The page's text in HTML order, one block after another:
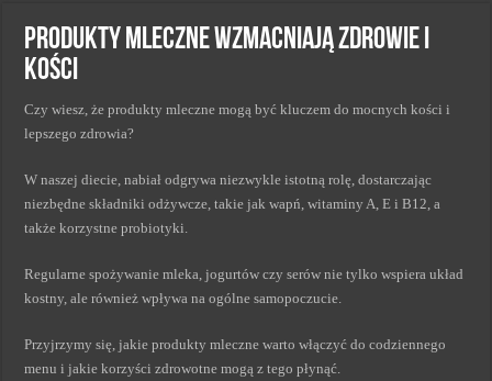
Kiedy zmieniać strategię PR dla lepszych wyników
Monitorowanie wizerunku w sieci kluczem do sukcesu
Kryzys a zmiana strategii PR w skutecznym zarządzaniu
Produkty mleczne wzmacniają zdrowie i
kości
Czy wiesz, że produkty mleczne mogą być kluczem do mocnych kości i
lepszego zdrowia?
W naszej diecie, nabiał odgrywa niezwykle istotną rolę, dostarczając
niezbędne składniki odżywcze, takie jak wapń, witaminy A, E i B12, a
także korzystne probiotyki.
Regularne spożywanie mleka, jogurtów czy serów nie tylko wspiera układ
kostny, ale również wpływa na ogólne samopoczucie.
Przyjrzymy się, jakie produkty mleczne warto włączyć do codziennego
menu i jakie korzyści zdrowotne mogą z tego płynąć.